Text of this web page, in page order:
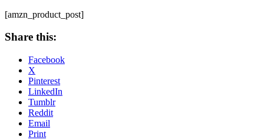
[amzn_product_post]
Share this:
Facebook
X
Pinterest
LinkedIn
Tumblr
Reddit
Email
Print